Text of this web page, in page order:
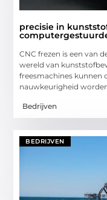
precisie in
CNC frezen is een van
wereld van
freesmachines kunnen
nauwkeurigheid
Bedrijven
BEDRIJVEN